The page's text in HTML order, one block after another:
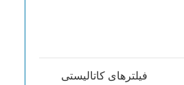
فیلترهای کاتالیستی